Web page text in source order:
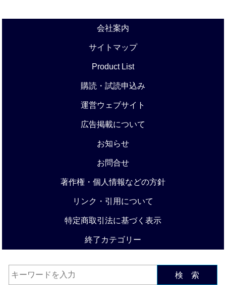
会社案内
サイトマップ
Product List
購読・試読申込み
運営ウェブサイト
広告掲載について
お知らせ
お問合せ
著作権・個人情報などの方針
リンク・引用について
特定商取引法に基づく表示
終了カテゴリー
検 索